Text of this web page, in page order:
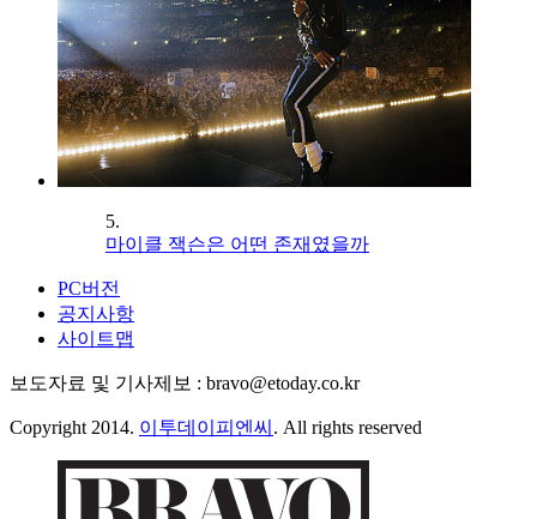
5.
마이클 잭슨은 어떤 존재였을까
PC버전
공지사항
사이트맵
보도자료 및 기사제보 : bravo@etoday.co.kr
Copyright 2014. 이투데이피엔씨 . All rights reserved